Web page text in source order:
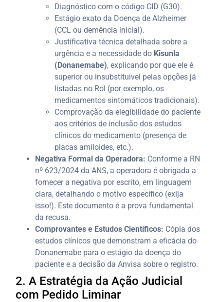
Diagnóstico com o código CID (G30).
Estágio exato da Doença de Alzheimer
(CCL ou demência inicial).
Justificativa técnica detalhada sobre a
urgência e a necessidade do Kisunla
(Donanemabe), explicando por que ele é
superior ou insubstituível pelas opções já
listadas no Rol (por exemplo, os
medicamentos sintomáticos tradicionais).
Comprovação da elegibilidade do paciente
aos critérios de inclusão dos estudos
clínicos do medicamento (presença de
placas amiloides, etc.).
Negativa Formal da Operadora: Conforme a RN
nº 623/2024 da ANS, a operadora é obrigada a
fornecer a negativa por escrito, em linguagem
clara, detalhando o motivo específico (exija
isso!). Este documento é a prova fundamental
da recusa.
Comprovantes e Estudos Científicos: Cópia dos
estudos clínicos que demonstram a eficácia do
Donanemabe para o estágio da doença do
paciente e a decisão da Anvisa sobre o registro.
2. A Estratégia da Ação Judicial
com Pedido Liminar